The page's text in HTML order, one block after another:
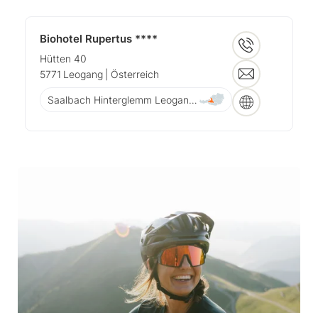
Biohotel Rupertus ****
Hütten 40
5771 Leogang | Österreich
Saalbach Hinterglemm Leogang Fieberbrunn